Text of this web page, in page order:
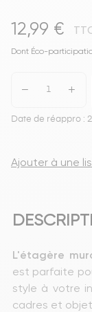
12,99 €
Dont Éco-
Date de réappro :
Ajouter à une
L'étagère
est parfaite
style à votre
cadres et